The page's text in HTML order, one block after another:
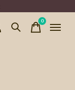
0items